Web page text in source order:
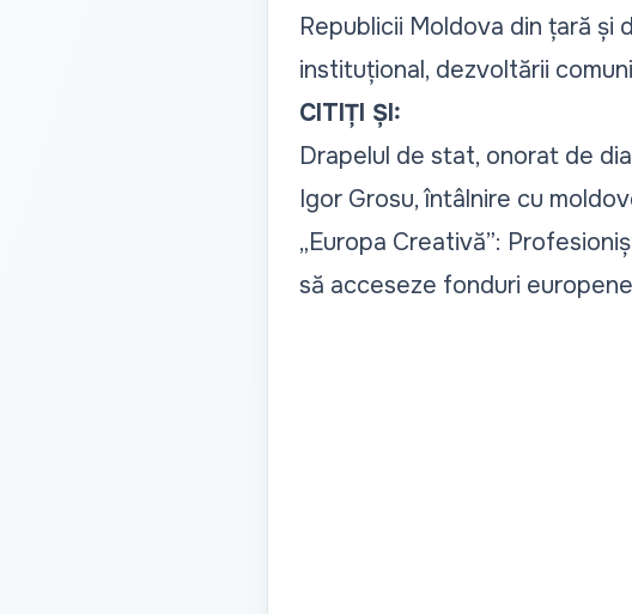
Republicii Moldova din țară
instituțional, dezvoltării
CITIȚI ȘI:
Drapelul de stat, onorat de
Igor Grosu, întâlnire cu
„Europa Creativă”:
să acceseze fonduri europene